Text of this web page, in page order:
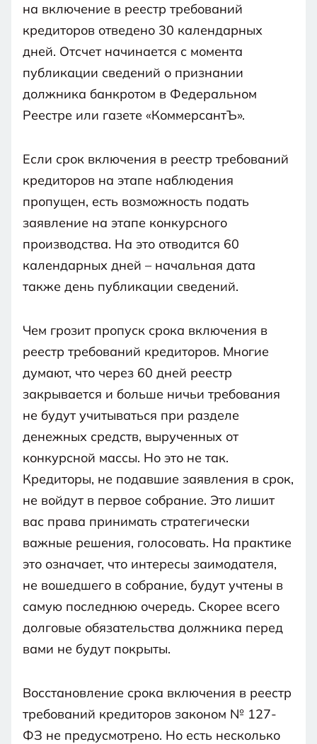
на включение в реестр требований
кредиторов отведено 30 календарных
дней. Отсчет начинается с момента
публикации сведений о признании
должника банкротом в Федеральном
Реестре или газете «КоммерсантЪ».
Если срок включения в реестр требований
кредиторов на этапе наблюдения
пропущен, есть возможность подать
заявление на этапе конкурсного
производства. На это отводится 60
календарных дней – начальная дата
также день публикации сведений.
Чем грозит пропуск срока включения в
реестр требований кредиторов. Многие
думают, что через 60 дней реестр
закрывается и больше ничьи требования
не будут учитываться при разделе
денежных средств, вырученных от
конкурсной массы. Но это не так.
Кредиторы, не подавшие заявления в срок,
не войдут в первое собрание. Это лишит
вас права принимать стратегически
важные решения, голосовать. На практике
это означает, что интересы заимодателя,
не вошедшего в собрание, будут учтены в
самую последнюю очередь. Скорее всего
долговые обязательства должника перед
вами не будут покрыты.
Восстановление срока включения в реестр
требований кредиторов законом № 127-
ФЗ не предусмотрено. Но есть несколько